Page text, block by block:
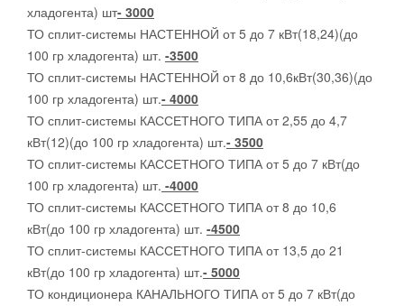
хладогента) шт- 3000
ТО сплит-системы НАСТЕННОЙ от 5 до 7 кВт(18,24)(до
100 гр хладогента) шт. -3500
ТО сплит-системы НАСТЕННОЙ от 8 до 10,6кВт(30,36)(до
100 гр хладогента) шт.- 4000
ТО сплит-системы КАССЕТНОГО ТИПА от 2,55 до 4,7
кВт(12)(до 100 гр хладогента) шт.- 3500
ТО сплит-системы КАССЕТНОГО ТИПА от 5 до 7 кВт(до
100 гр хладогента) шт. -4000
ТО сплит-системы КАССЕТНОГО ТИПА от 8 до 10,6
кВт(до 100 гр хладогента) шт. -4500
ТО сплит-системы КАССЕТНОГО ТИПА от 13,5 до 21
кВт(до 100 гр хладогента) шт.- 5000
ТО кондиционера КАНАЛЬНОГО ТИПА от 5 до 7 кВт(до